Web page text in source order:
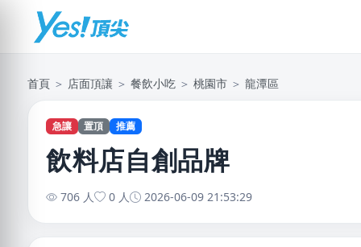
首頁 ＞ 店面頂讓 ＞ 餐飲小吃 ＞ 桃園市 ＞ 龍潭區
急讓 置頂 推薦
飲料店自創品牌
706 人 0 人 2026-06-09 21:53:29